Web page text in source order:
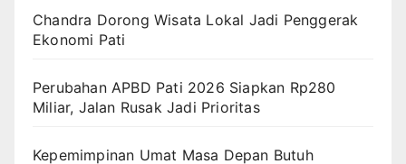
Chandra Dorong Wisata Lokal Jadi Penggerak
Ekonomi Pati
Perubahan APBD Pati 2026 Siapkan Rp280
Miliar, Jalan Rusak Jadi Prioritas
Kepemimpinan Umat Masa Depan Butuh